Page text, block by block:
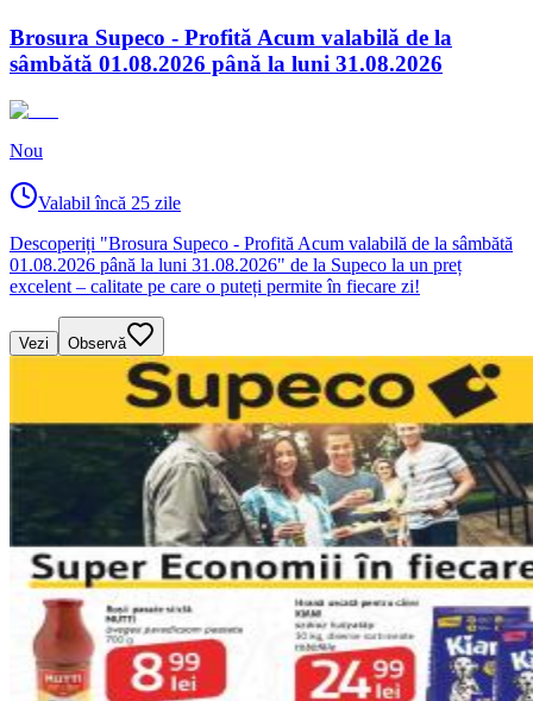
Brosura Supeco - Profită Acum valabilă de la
sâmbătă 01.08.2026 până la luni 31.08.2026
Nou
Valabil încă 25 zile
Descoperiți "Brosura Supeco - Profită Acum valabilă de la sâmbătă
01.08.2026 până la luni 31.08.2026" de la Supeco la un preț
excelent – calitate pe care o puteți permite în fiecare zi!
Vezi Observă